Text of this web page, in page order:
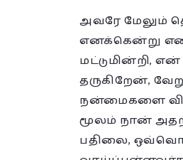
அவரே மேலும்
எனக்கென்று
மட்டுமின்றி,
தருகிறேன்,
நன்மைகளை
மூலம் நான்
பதிலை,